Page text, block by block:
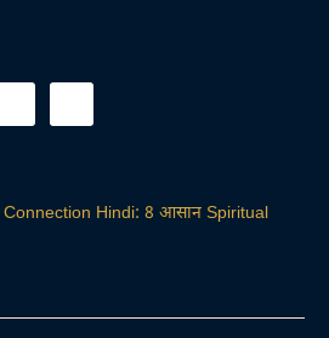
Hindi: 8 आसान Spiritual